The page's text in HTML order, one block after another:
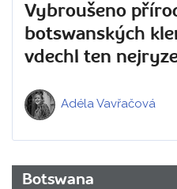
Vybroušeno
botswanských
vdechl ten
Adéla Vavřačová
Botswana